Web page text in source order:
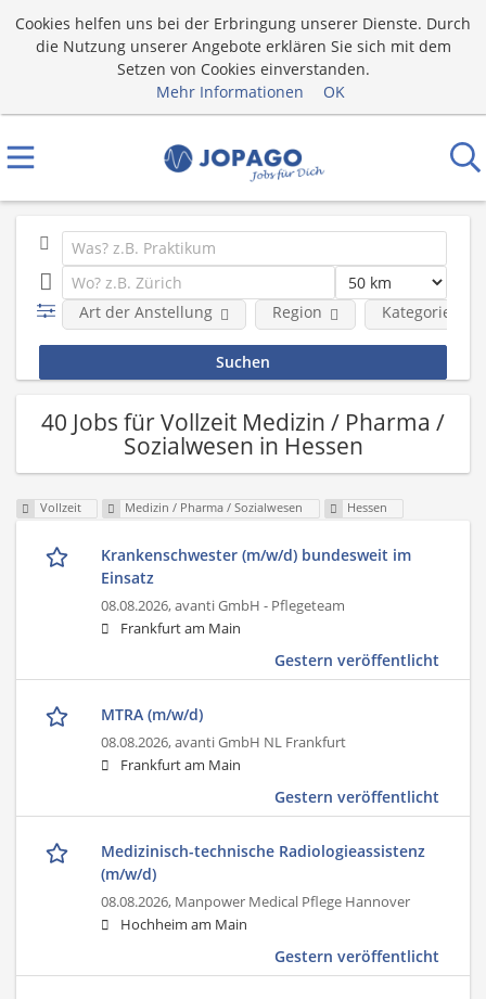
Cookies helfen uns bei der Erbringung unserer Dienste. Durch
die Nutzung unserer Angebote erklären Sie sich mit dem
Setzen von Cookies einverstanden.
Mehr Informationen
OK
Art der Anstellung Region Kategorie
40 Jobs für Vollzeit Medizin / Pharma /
Sozialwesen in Hessen
Vollzeit Medizin / Pharma / Sozialwesen Hessen
Krankenschwester (m/w/d) bundesweit im
Einsatz
08.08.2026,avanti GmbH - Pflegeteam
Frankfurt am Main
Gestern veröffentlicht
MTRA (m/w/d)
08.08.2026,avanti GmbH NL Frankfurt
Frankfurt am Main
Gestern veröffentlicht
Medizinisch-technische Radiologieassistenz
(m/w/d)
08.08.2026, Manpower Medical Pflege Hannover
Hochheim am Main
Gestern veröffentlicht